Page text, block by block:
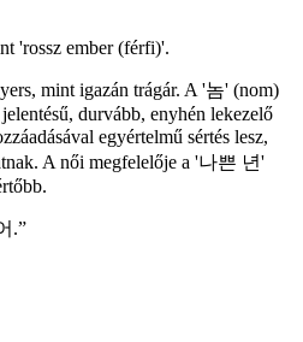
'rossz ember (férfi)'.
mint igazán trágár. A '놈' (nom)
durvább, enyhén lekezelő
egyértelmű sértés lesz,
A női megfelelője a '나쁜 년'
.”